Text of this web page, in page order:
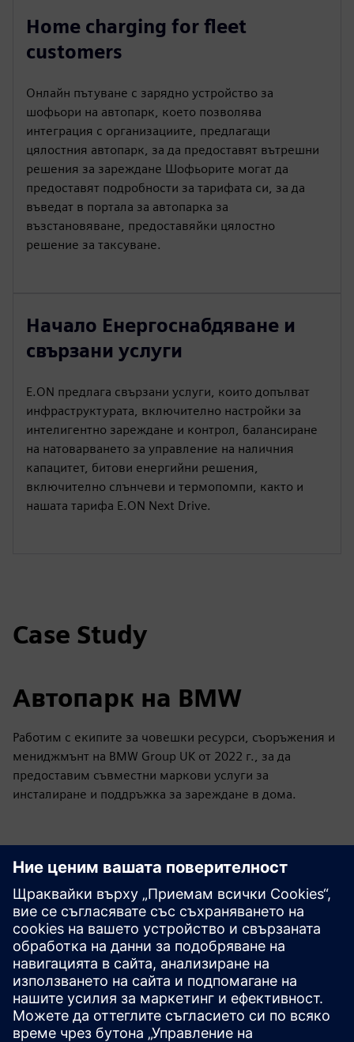
Home charging for fleet
customers
Онлайн пътуване с зарядно устройство за
шофьори на автопарк, което позволява
интеграция с организациите, предлагащи
цялостния автопарк, за да предоставят вътрешни
решения за зареждане Шофьорите могат да
предоставят подробности за тарифата си, за да
въведат в портала за автопарка за
възстановяване, предоставяйки цялостно
решение за таксуване.
Начало Енергоснабдяване и
свързани услуги
E.ON предлага свързани услуги, които допълват
инфраструктурата, включително настройки за
интелигентно зареждане и контрол, балансиране
на натоварването за управление на наличния
капацитет, битови енергийни решения,
включително слънчеви и термопомпи, както и
нашата тарифа E.ON Next Drive.
Case Study
Автопарк на BMW
Работим с екипите за човешки ресурси, съоръжения и
мениджмънт на BMW Group UK от 2022 г., за да
предоставим съвместни маркови услуги за
инсталиране и поддръжка за зареждане в дома.
Разгледайте ресурси и
свързани продукти
Допълнителна информация и
ресурси